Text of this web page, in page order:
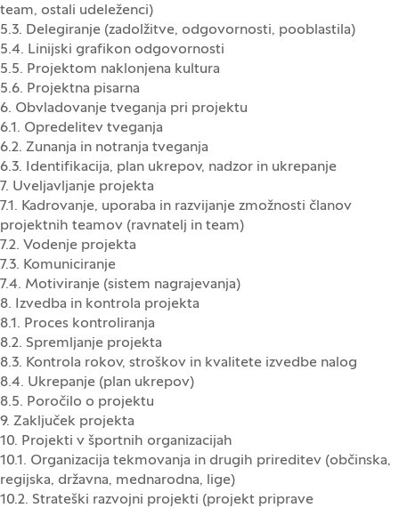
team, ostali udeleženci)
5.3. Delegiranje (zadolžitve, odgovornosti, pooblastila)
5.4. Linijski grafikon odgovornosti
5.5. Projektom naklonjena kultura
5.6. Projektna pisarna
6. Obvladovanje tveganja pri projektu
6.1. Opredelitev tveganja
6.2. Zunanja in notranja tveganja
6.3. Identifikacija, plan ukrepov, nadzor in ukrepanje
7. Uveljavljanje projekta
7.1. Kadrovanje, uporaba in razvijanje zmožnosti članov
projektnih teamov (ravnatelj in team)
7.2. Vodenje projekta
7.3. Komuniciranje
7.4. Motiviranje (sistem nagrajevanja)
8. Izvedba in kontrola projekta
8.1. Proces kontroliranja
8.2. Spremljanje projekta
8.3. Kontrola rokov, stroškov in kvalitete izvedbe nalog
8.4. Ukrepanje (plan ukrepov)
8.5. Poročilo o projektu
9. Zaključek projekta
10. Projekti v športnih organizacijah
10.1. Organizacija tekmovanja in drugih prireditev (občinska,
regijska, državna, mednarodna, lige)
10.2. Strateški razvojni projekti (projekt priprave